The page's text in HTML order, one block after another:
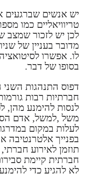
יש אנשים שברגעים
טריוויאליים כמו
לכן יש לזכור שמצב
מדובר בעניין של
לו. אפשרו
בסופו של דבר.
דפוס התנהגות השני
חברתיות רבות
לנסות להימנע מהן,
משל ,למשל, אדם
לעלות במקום
בפנייך אלטרנטיבה
תוזמן לאירוע
חברתית קיימת
לא להגיע כדי